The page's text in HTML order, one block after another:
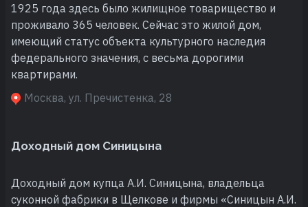
1925 года здесь было жилищное товарищество и
проживало 365 человек. Сейчас это жилой дом,
имеющий статус объекта культурного наследия
федерального значения, с весьма дорогими
квартирами.
Москва, ул. Пречистенка, 28
Доходный дом Синицына
Доходный дом купца А.И. Синицына, владельца
суконной фабрики в Щелкове и фирмы «Синицын А.И.